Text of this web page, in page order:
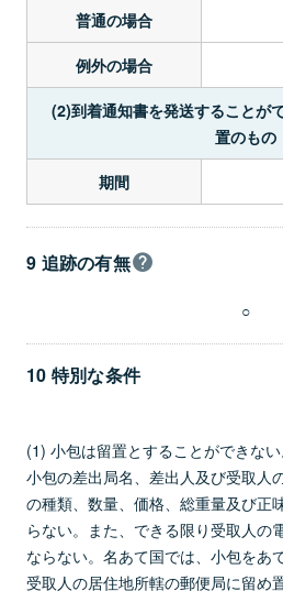
普通の場合
例外の場合
(2)到着通知書を発送することが
置のもの
期間
9 追跡の有無
○
10 特別な条件
(1) 小包は留置とすることができない
小包の差出局名、差出人及び受取人
の種類、数量、価格、総重量及び正
らない。また、できる限り受取人の
ならない。名あて国では、小包をあ
受取人の居住地所轄の郵便局に留め